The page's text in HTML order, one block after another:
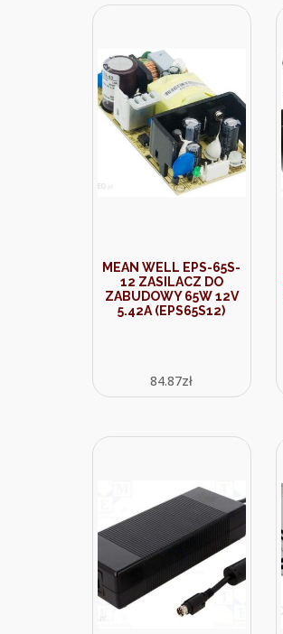
MEAN WELL EPS-65S-
12 ZASILACZ DO
ZABUDOWY 65W 12V
5.42A (EPS65S12)
84.87zł